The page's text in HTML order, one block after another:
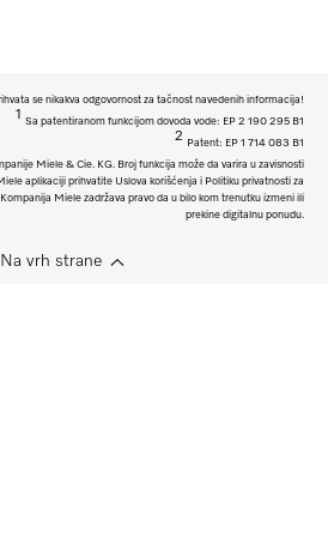
se nikakva odgovornost za tačnost navedenih informacija!
1
Sa patentiranom funkcijom dovoda vode: EP 2 190 295 B1
2
Patent: EP 1 714 083 B1
Miele & Cie. KG. Broj funkcija može da varira u zavisnosti
aplikaciji prihvatite Uslova korišćenja i Politiku privatnosti za
Miele zadržava pravo da u bilo kom trenutku izmeni ili
prekine digitalnu ponudu.
Na vrh strane